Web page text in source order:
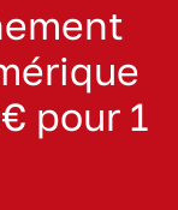
pour 1